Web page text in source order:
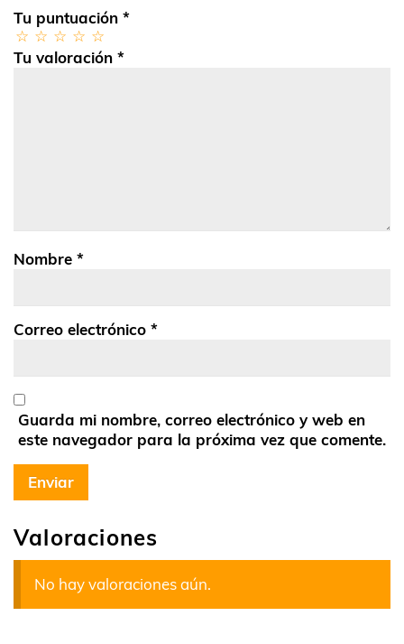
Valoraciones
No hay valoraciones aún.
Tu puntuación *
Tu valoración *
Nombre *
Correo electrónico *
Guarda mi nombre, correo electrónico y web en
este navegador para la próxima vez que comente.